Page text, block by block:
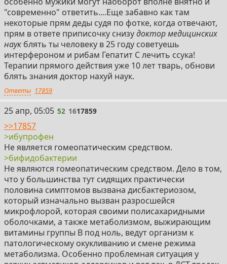
"современно" ответить....Еще забавно как там
некоторые прям деды судя по фотке, когда отвечают,
прям в ответе приписочку снизудоктор медицинских
наукблять ты человеку в 25 году советуешь
интерфероном и рибам Гепатит С лечить ссука!
Терапии прямого действия уже 10 лет тварь, обнови
блять знания доктор нахуй наук.
Ответы 17859
52
25 апр, 05:05 52 1617859
>>17857
>ибупрофен
Не является гомеопатическим средством.
>бифидобактерии
Не являются гомеопатическим средством. Дело в том,
что у большинства тут сидящих практически
половина симптомов вызвана дисбактериозом,
который изначально вызван разросшейся
микрофлорой, которая своими полисахаридными
оболочками, а также метаболизмом, выжирающим
витамины группы В под ноль, ведут организм к
патологическому окукливанию и смене режима
метаболизма. Особенно проблемная ситуация у